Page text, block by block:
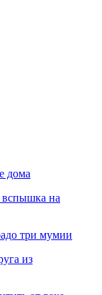
дома
вспышка на
три мумии
из